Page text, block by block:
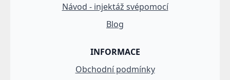
Návod - injektáž svépomocí
Blog
INFORMACE
Obchodní podmínky